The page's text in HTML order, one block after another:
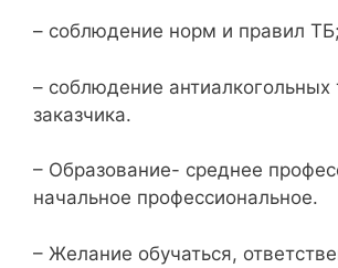
– соблюдение норм и правил ТБ;
– соблюдение антиалкогольных
заказчика.
– Образование- среднее
начальное профессиональное.
– Желание обучаться,